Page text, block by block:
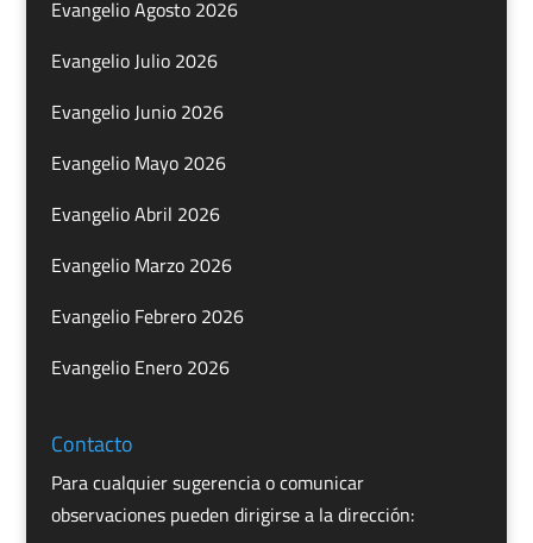
Evangelio Agosto 2026
Evangelio Julio 2026
Evangelio Junio 2026
Evangelio Mayo 2026
Evangelio Abril 2026
Evangelio Marzo 2026
Evangelio Febrero 2026
Evangelio Enero 2026
Contacto
Para cualquier sugerencia o comunicar
observaciones pueden dirigirse a la dirección: